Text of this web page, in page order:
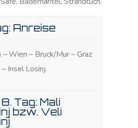
Anreise
Wien – Bruck/Mur – Graz
Insel Losinj.
Tag: Mali
bzw. Veli